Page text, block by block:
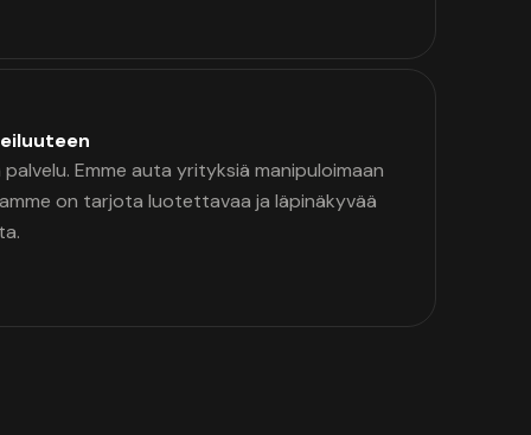
Emme auta yrityksiä manipuloimaan
on tarjota luotettavaa ja läpinäkyvää